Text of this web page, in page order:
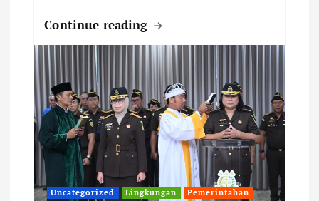
Continue reading
Uncategorized Lingkungan Pemerintahan